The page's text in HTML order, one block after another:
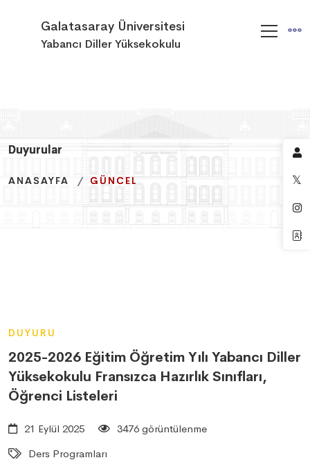
Galatasaray Üniversitesi
Yabancı Diller Yüksekokulu
Duyurular
ANASAYFA GÜNCEL
Duyurular
ANASAYFA GÜNCEL
Duyurular
ANASAYFA GÜNCEL
DUYURU
2025-2026 Eğitim Öğretim Yılı Yabancı Diller
Yüksekokulu Fransızca Hazırlık Sınıfları,
Öğrenci Listeleri
21 Eylül 2025
3476 görüntülenme
Ders Programları